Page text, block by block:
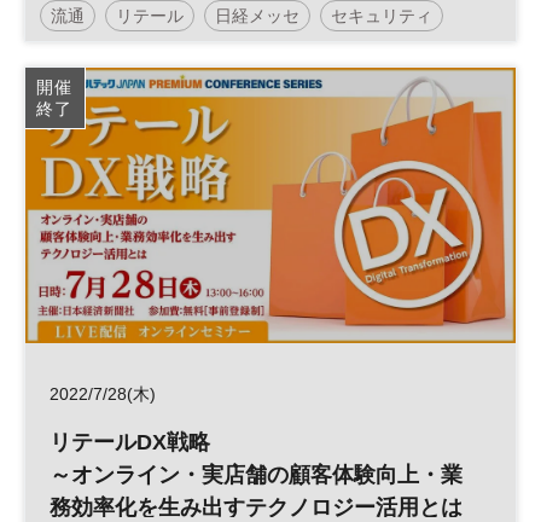
流通 リテール 日経メッセ セキュリティ
リテールテック フランチャイズ JAPAN SHOP
街づくり 建築・建材展 フランチャイズ・ショー
開催
終了
2022/7/28(木)
リテールDX戦略
～オンライン・実店舗の顧客体験向上・業
務効率化を生み出すテクノロジー活用とは